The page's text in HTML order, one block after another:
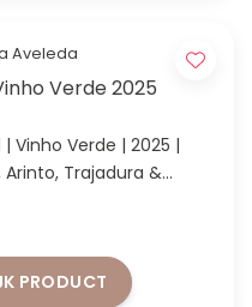
Aveleda
Verde 2025
Vinho Verde | 2025 |
Arinto, Trajadura &
van extra korting vanaf
PRODUCT